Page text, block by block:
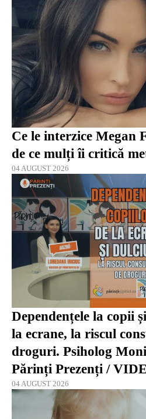
Ce le interzice Megan
de ce mulți îi critică
04 AUGUST 2026
Dependențele la copii
la ecrane, la riscul
droguri. Psiholog
Părinți Prezenți /
04 AUGUST 2026